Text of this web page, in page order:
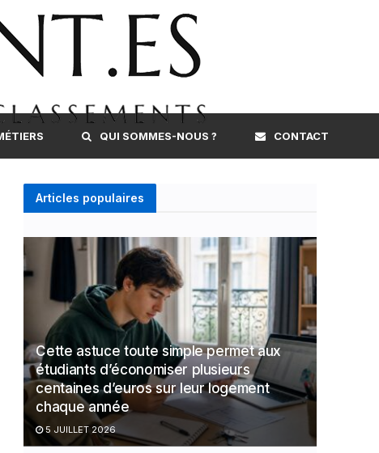
QUI SOMMES-NOUS ? CONTACT
Articles populaires
Cette astuce toute simple permet aux
étudiants d’économiser plusieurs
centaines d’euros sur leur logement
chaque année
5 JUILLET 2026